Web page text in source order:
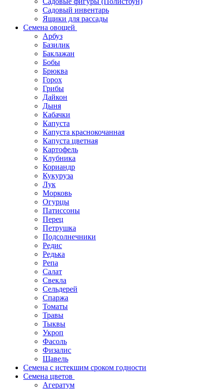
Садовый инвентарь
Ящики для рассады
Семена овощей
Арбуз
Базилик
Баклажан
Бобы
Брюква
Горох
Грибы
Дайкон
Дыня
Кабачки
Капуста
Капуста краснокочанная
Капуста цветная
Картофель
Клубника
Кориандр
Кукуруза
Лук
Морковь
Огурцы
Патиссоны
Перец
Петрушка
Подсолнечники
Редис
Редька
Репа
Салат
Свекла
Сельдерей
Спаржа
Томаты
Травы
Тыквы
Укроп
Фасоль
Физалис
Щавель
Семена с истекшим сроком годности
Семена цветов
Агератум